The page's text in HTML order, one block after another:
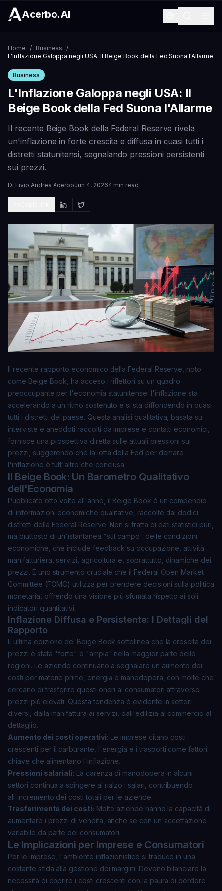
Acerbo.AI
Home / Business /
L'Inflazione Galoppa negli USA: Il Beige Book della Fed Suona l'Allarme
Business
L'Inflazione Galoppa negli USA: Il
Beige Book della Fed Suona l'Allarme
Il recente Beige Book della Federal Reserve rivela
un'inflazione in forte crescita e diffusa in quasi tutti i
distretti statunitensi, segnalando pressioni persistenti
sui prezzi.
Di Livio Andrea AcerboJun 4, 20264 min read
Il recente rapporto economico della Federal Reserve, noto
come Beige Book , ha acceso i riflettori su un quadro
preoccupante per l'economia statunitense: l'inflazione sta
accelerando a un ritmo sostenuto e si sta diffondendo in quasi
tutti i distretti del paese. Questa analisi qualitativa, basata su
interviste e aneddoti raccolti da imprese e contatti economici,
fornisce una prospettiva diretta sulle attuali pressioni sui
prezzi, suggerendo che la lotta della Fed per domare
l'inflazione è tutt'altro che conclusa.
Il Beige Book: Un Barometro Qualitativo
dell'Economia
Pubblicato otto volte all'anno, il Beige Book è un compendio
di informazioni economiche qualitative, raccolte dai dodici
distretti della Federal Reserve. Non si tratta di dati statistici puri,
ma piuttosto di un'istantanea "sul campo" delle condizioni
economiche, che include feedback su occupazione, attività
manifatturiera, servizi, agricoltura e, soprattutto, dinamiche dei
prezzi. È uno strumento cruciale che il Federal Open Market
Committee (FOMC) utilizza per prendere decisioni sulla politica
monetaria, offrendo una visione più sfumata rispetto ai soli
indicatori quantitativi.
Inflazione Diffusa e Persistente: I Dettagli del
Rapporto
L'ultima edizione del Beige Book sottolinea che la crescita dei
prezzi è stata "forte" e "ampia" nella maggior parte delle
regioni. Le aziende continuano a segnalare un aumento dei
costi per materie prime, energia e manodopera, con molte che
cercano di trasferire questi oneri ai consumatori attraverso
prezzi più elevati. Questa tendenza è evidente in settori
diversi, dalla manifattura ai servizi, dall'edilizia al commercio al
dettaglio.
Aumento dei costi operativi: Le imprese citano costi
crescenti per il carburante, l'energia e i trasporti come fattori
chiave che alimentano l'inflazione.
Pressioni salariali: La carenza di manodopera in alcuni
settori continua a spingere al rialzo i salari, contribuendo
all'incremento dei costi totali per le aziende.
Trasferimento dei costi: Molte aziende hanno la capacità di
aumentare i prezzi di vendita, anche se con un'accettazione
variabile da parte dei consumatori.
Le Implicazioni per Imprese e Consumatori
Per le imprese, l'ambiente inflazionistico si traduce in una
costante sfida alla gestione dei margini. Devono bilanciare la
necessità di coprire i costi crescenti con la paura di perdere